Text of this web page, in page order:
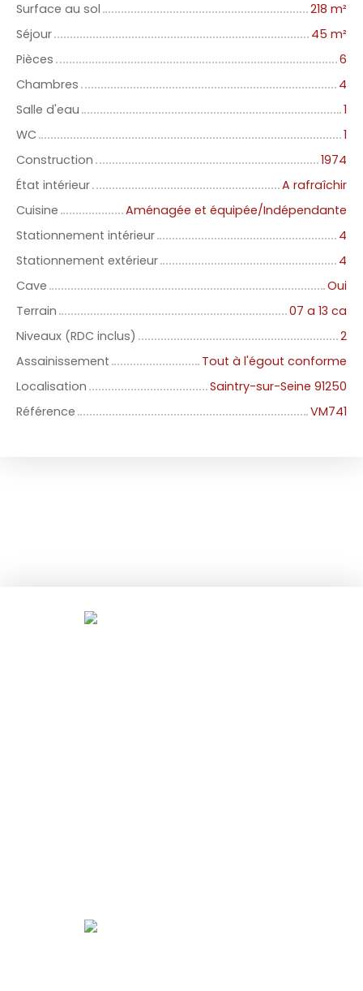
Surface au sol
218 m²
Séjour
45 m²
Pièces
6
Chambres
4
Salle d'eau
1
WC
1
Construction
1974
État intérieur
A rafraîchir
Cuisine
Aménagée et équipée/Indépendante
Stationnement intérieur
4
Stationnement extérieur
4
Cave
Oui
Terrain
07 a 13 ca
Niveaux (RDC inclus)
2
Assainissement
Tout à l'égout conforme
Localisation
Saintry-sur-Seine 91250
Référence
VM741